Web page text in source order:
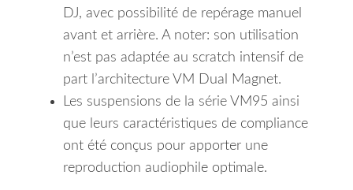
DJ, avec possibilité de repérage manuel
avant et arrière. A noter: son utilisation
n’est pas adaptée au scratch intensif de
part l’architecture VM Dual Magnet.
Les suspensions de la série VM95 ainsi
que leurs caractéristiques de compliance
ont été conçus pour apporter une
reproduction audiophile optimale.